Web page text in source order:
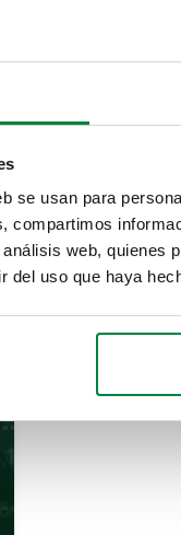
se usan para
compartimos
web, quienes
del uso que haya